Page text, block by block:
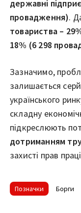
державні
провадження).
товариства –
18% (6 298
Зазначимо,
залишається
українського
складну
підкреслюють
дотриманням
захисті прав
Позначки Борги